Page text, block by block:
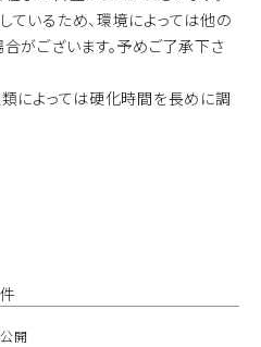
いるため、環境によっては他の
がございます。予めご了承下さ
によっては硬化時間を長めに調
開